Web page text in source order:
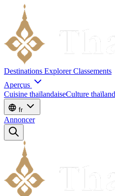
Destinations Explorer Classements
Aperçus
Cuisine thaïlandaiseCulture
fr
Annoncer